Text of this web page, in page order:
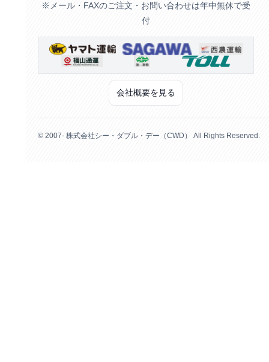
※メール・FAXのご注文・お問い合わせは年中無休で受
付
会社概要を見る
© 2007- 株式会社シー・ダブル・デー（CWD） All Rights Reserved.